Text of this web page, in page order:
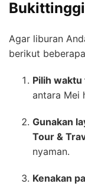
Bukittinggi
Agar liburan
berikut
Pilih
antara Mei
Gunakan
Tour &
nyaman.
Kenakan